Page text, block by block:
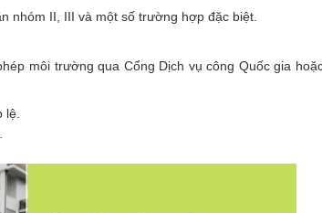
nhóm II, III và một số trường hợp đặc biệt.
môi trường qua Cổng Dịch vụ công Quốc gia
lệ.